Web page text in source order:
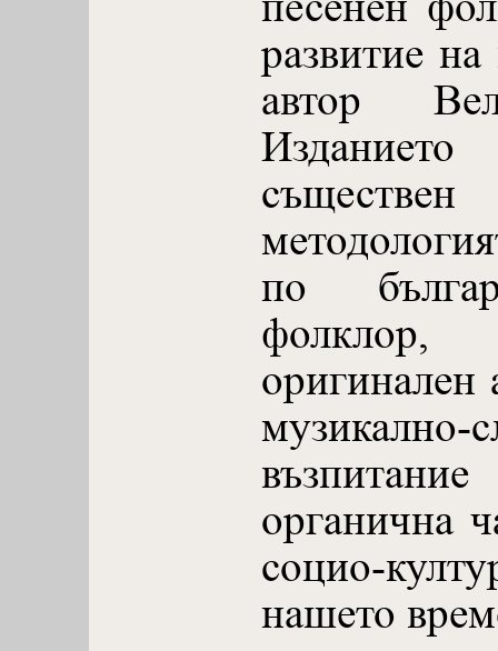
развитие
автор
по
фолклор,
оригинален
музикално-
органична
социо-
нашето